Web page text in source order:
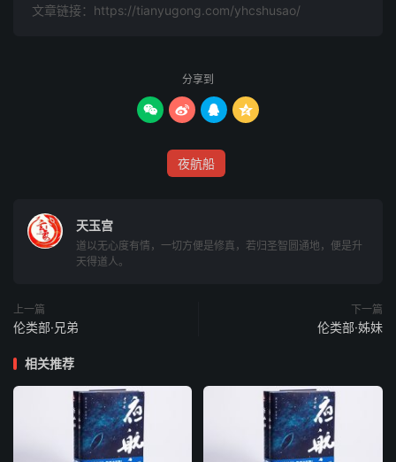
文章链接： https://tianyugong.com/yhcshusao/
分享到
   
夜航船
天玉宫
道以无心度有情，一切方便是修真，若归圣智圆通地，便是升
天得道人。
上一篇
伦类部·兄弟
下一篇
伦类部·姊妹
相关推荐